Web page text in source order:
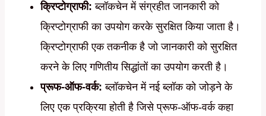
क्रिप्टोग्राफी: ब्लॉकचेन में संग्रहीत जानकारी को
क्रिप्टोग्राफी का उपयोग करके सुरक्षित किया जाता है।
क्रिप्टोग्राफी एक तकनीक है जो जानकारी को सुरक्षित
करने के लिए गणितीय सिद्धांतों का उपयोग करती है।
प्रूफ-ऑफ-वर्क: ब्लॉकचेन में नई ब्लॉक को जोड़ने के
लिए एक प्रक्रिया होती है जिसे प्रूफ-ऑफ-वर्क कहा